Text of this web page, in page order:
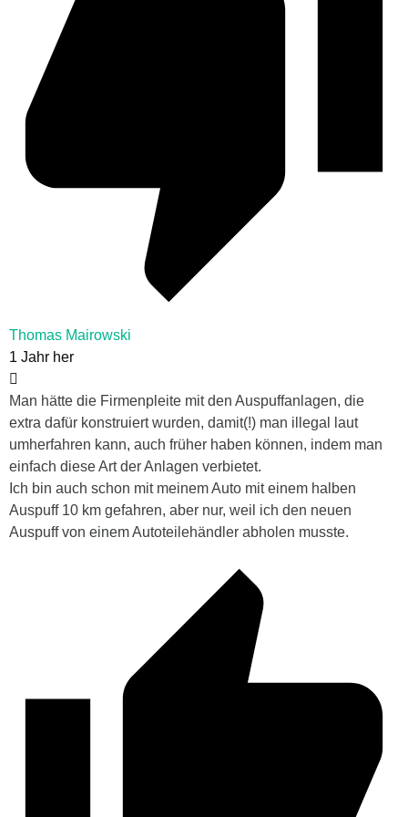
Thomas Mairowski
1 Jahr her
Man hätte die Firmenpleite mit den Auspuffanlagen, die
extra dafür konstruiert wurden, damit(!) man illegal laut
umherfahren kann, auch früher haben können, indem man
einfach diese Art der Anlagen verbietet.
Ich bin auch schon mit meinem Auto mit einem halben
Auspuff 10 km gefahren, aber nur, weil ich den neuen
Auspuff von einem Autoteilehändler abholen musste.